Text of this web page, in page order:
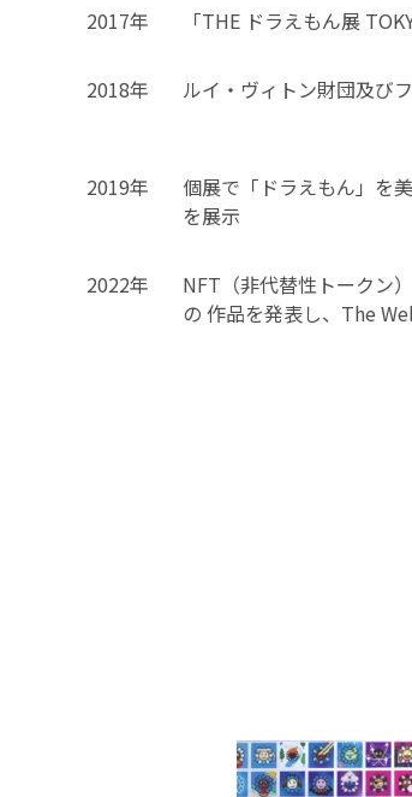
2017年 「THE ドラえもん展
2018年 ルイ・ヴィトン財団及び
2019年
個展で「ドラえもん」を
を展示
2022年
NFT（非代替性トークン
の 作品を発表し、The